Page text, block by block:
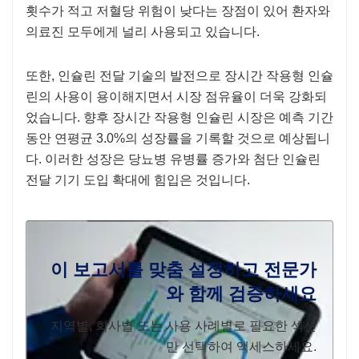
횟수가 적고 저혈당 위험이 낮다는 장점이 있어 환자와
의료진 모두에게 널리 사용되고 있습니다.
또한, 인슐린 전달 기술의 발전으로 장시간 작용형 인슐
린의 사용이 용이해지면서 시장 점유율이 더욱 강화되
었습니다. 향후 장시간 작용형 인슐린 시장은 예측 기간
동안 연평균 3.0%의 성장률을 기록할 것으로 예상됩니
다. 이러한 성장은 당뇨병 유병률 증가와 첨단 인슐린
전달 기기 도입 확대에 힘입은 것입니다.
이 보고서를 맞춤 설정하고 전문가
와 함께 검증하세요
지역별, 회사별 또는 사용 사례별로 필요한 섹션
만 선택하여 액세스하세요.